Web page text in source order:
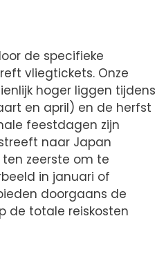
de specifieke
vliegtickets. Onze
hoger liggen tijdens
en april) en de herfst
feestdagen zijn
naar Japan
zeerste om te
in januari of
doorgaans de
de totale reiskosten